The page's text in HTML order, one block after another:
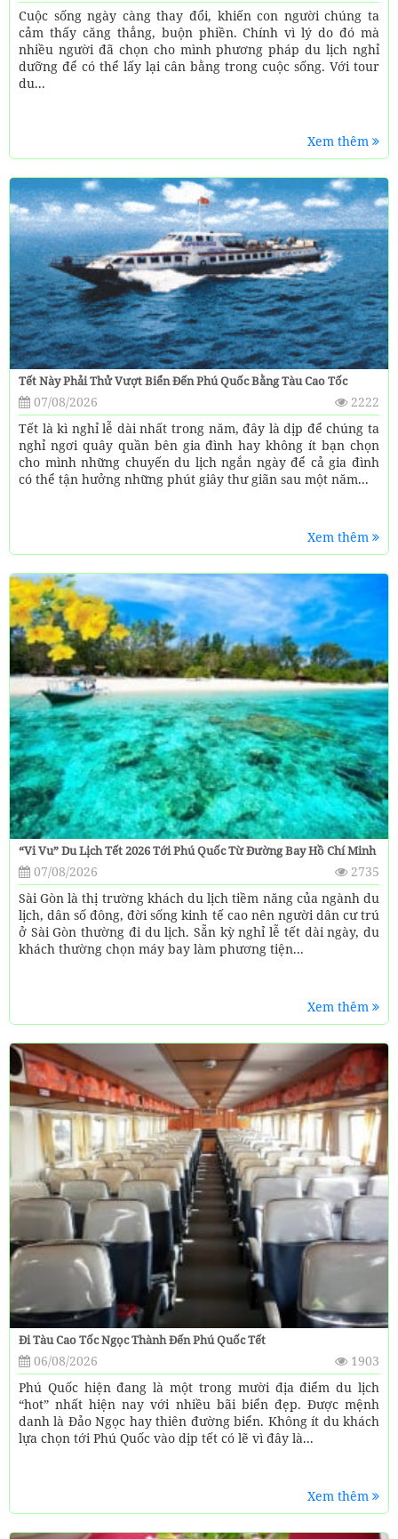
Cuộc sống ngày càng thay đổi, khiến con người chúng ta
cảm thấy căng thẳng, buộn phiền. Chính vì lý do đó mà
nhiều người đã chọn cho mình phương pháp du lịch nghỉ
dưỡng để có thể lấy lại cân bằng trong cuộc sống. Với tour
du...
Xem thêm
Tết Này Phải Thử Vượt Biển Đến Phú Quốc Bằng Tàu Cao Tốc
07/08/2026
2222
Tết là kì nghỉ lễ dài nhất trong năm, đây là dịp để chúng ta
nghỉ ngơi quây quần bên gia đình hay không ít bạn chọn
cho mình những chuyến du lịch ngắn ngày để cả gia đình
có thể tận hưởng những phút giây thư giãn sau một năm...
Xem thêm
“Vi Vu” Du Lịch Tết 2026 Tới Phú Quốc Từ Đường Bay Hồ Chí Minh
07/08/2026
2735
Sài Gòn là thị trường khách du lịch tiềm năng của ngành du
lịch, dân số đông, đời sống kinh tế cao nên người dân cư trú
ở Sài Gòn thường đi du lịch. Sẵn kỳ nghỉ lễ tết dài ngày, du
khách thường chọn máy bay làm phương tiện...
Xem thêm
Đi Tàu Cao Tốc Ngọc Thành Đến Phú Quốc Tết
06/08/2026
1903
Phú Quốc hiện đang là một trong mười địa điểm du lịch
“hot” nhất hiện nay với nhiều bãi biển đẹp. Được mệnh
danh là Đảo Ngọc hay thiên đường biển. Không ít du khách
lựa chọn tới Phú Quốc vào dịp tết có lẽ vì đây là...
Xem thêm